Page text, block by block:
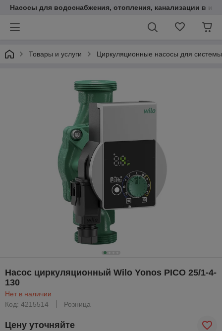
Насосы для водоснабжения, отопления, канализации в
Товары и услуги Циркуляционные насосы для
Насос циркуляционный Wilo Yonos PICO 25/1-4-
130
Нет в наличии
Код: 4215514
Розница
Цену уточняйте